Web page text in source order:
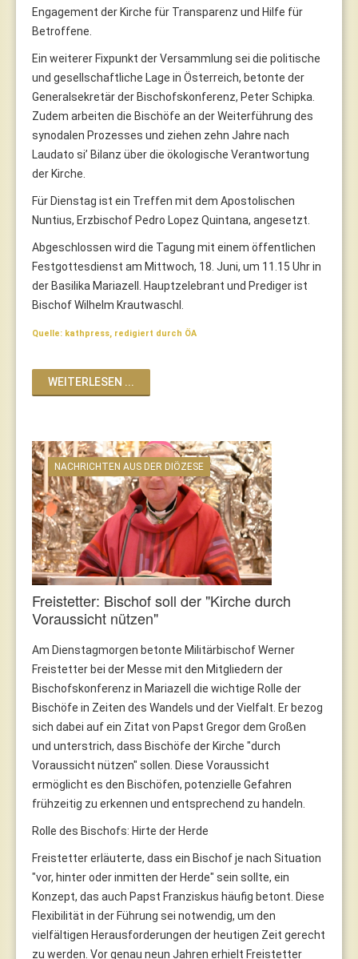
Engagement der Kirche für Transparenz und Hilfe für
Betroffene.
Ein weiterer Fixpunkt der Versammlung sei die politische
und gesellschaftliche Lage in Österreich, betonte der
Generalsekretär der Bischofskonferenz, Peter Schipka.
Zudem arbeiten die Bischöfe an der Weiterführung des
synodalen Prozesses und ziehen zehn Jahre nach
Laudato si’ Bilanz über die ökologische Verantwortung
der Kirche.
Für Dienstag ist ein Treffen mit dem Apostolischen
Nuntius, Erzbischof Pedro Lopez Quintana, angesetzt.
Abgeschlossen wird die Tagung mit einem öffentlichen
Festgottesdienst am Mittwoch, 18. Juni, um 11.15 Uhr in
der Basilika Mariazell. Hauptzelebrant und Prediger ist
Bischof Wilhelm Krautwaschl.
Quelle: kathpress, redigiert durch ÖA
WEITERLESEN ...
NACHRICHTEN AUS DER DIÖZESE
Freistetter: Bischof soll der "Kirche durch
Voraussicht nützen"
Am Dienstagmorgen betonte Militärbischof Werner
Freistetter bei der Messe mit den Mitgliedern der
Bischofskonferenz in Mariazell die wichtige Rolle der
Bischöfe in Zeiten des Wandels und der Vielfalt. Er bezog
sich dabei auf ein Zitat von Papst Gregor dem Großen
und unterstrich, dass Bischöfe der Kirche "durch
Voraussicht nützen" sollen. Diese Voraussicht
ermöglicht es den Bischöfen, potenzielle Gefahren
frühzeitig zu erkennen und entsprechend zu handeln.
Rolle des Bischofs: Hirte der Herde
Freistetter erläuterte, dass ein Bischof je nach Situation
"vor, hinter oder inmitten der Herde" sein sollte, ein
Konzept, das auch Papst Franziskus häufig betont. Diese
Flexibilität in der Führung sei notwendig, um den
vielfältigen Herausforderungen der heutigen Zeit gerecht
zu werden. Vor genau neun Jahren erhielt Freistetter